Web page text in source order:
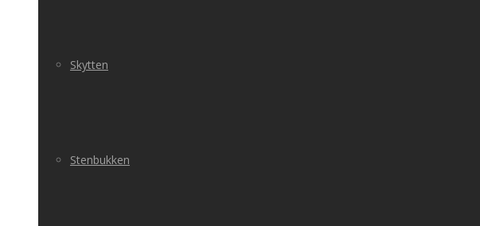
Skytten
Stenbukken